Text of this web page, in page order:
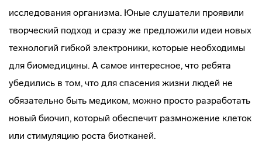
исследования организма. Юные слушатели проявили
творческий подход и сразу же предложили идеи новых
технологий гибкой электроники, которые необходимы
для биомедицины. А самое интересное, что ребята
убедились в том, что для спасения жизни людей не
обязательно быть медиком, можно просто разработать
новый биочип, который обеспечит размножение клеток
или стимуляцию роста биотканей.